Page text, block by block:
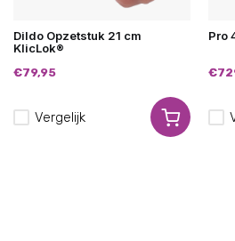
Dildo Opzetstuk 21 cm
KlicLok®
€79,95
Vergelijk
Pro